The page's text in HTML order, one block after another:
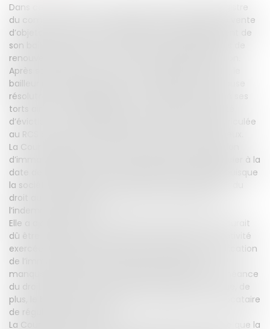
Dans cette affaire, une société immatriculée au registre
du commerce et des sociétés pour des activités de vente
d’objets d’arts a fait une demande de renouvellement de
son bail à son bailleur. Ce dernier lui a signifié le refus de
renouvellement avec offre d’une indemnité d’éviction.
Après sommation visant la clause résolutoire du bail, le
bailleur a assigné la locataire en acquisition de la clause
résolutoire et, subsidiairement, en résiliation du bail à ses
torts ainsi qu’en déchéance du droit à une indemnité
d’éviction car la société locataire n’était pas immatriculée
au RCS pour l’activité réellement exercée dans les lieux.
La Cour d’appel a retenu, quant à elle, que la condition
d’immatriculation au RCS du preneur devait s’apprécier à la
date de la demande de renouvellement du bail et, puisque
la société était immatriculée, elle pouvait bénéficier du
droit au renouvellement du bail et au paiement de
l’indemnité d’éviction.
Elle a ajouté que si l’activité figurant à l’extrait K bis aurait
dû être modifiée à la suite de la modification de l’activité
exercée par la société locataire, l’absence de modification
de l’immatriculation ne pouvait pas constituer un
manquement suffisamment grave justifiant la déchéance
du droit au paiement de l’indemnité d’éviction et que, de
plus, le bailleur n’avait jamais mis en demeure son locataire
de régulariser la situation.
La Cour de cassation casse ce raisonnement et juge que la